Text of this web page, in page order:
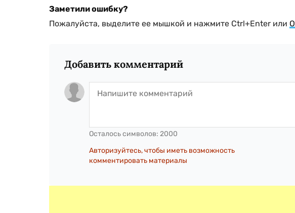
Заметили ошибку?
Пожалуйста, выделите ее мышкой и нажмите Ctrl+Enter или
Добавить комментарий
Осталось символов: 2000
Авторизуйтесь, чтобы иметь возможность
комментировать материалы